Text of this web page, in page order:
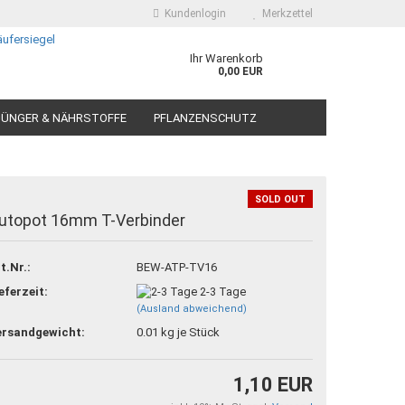
Kundenlogin
erstellen
vergessen?
Merkzettel
Ihr Warenkorb
0,00 EUR
& NÄHRSTOFFE PFLANZENSCHUTZ
SOLD OUT
16mm T-Verbinder
BEW-ATP-TV16
2-3 Tage
(Ausland abweichend)
0.01 kg je Stück
1,10 EUR